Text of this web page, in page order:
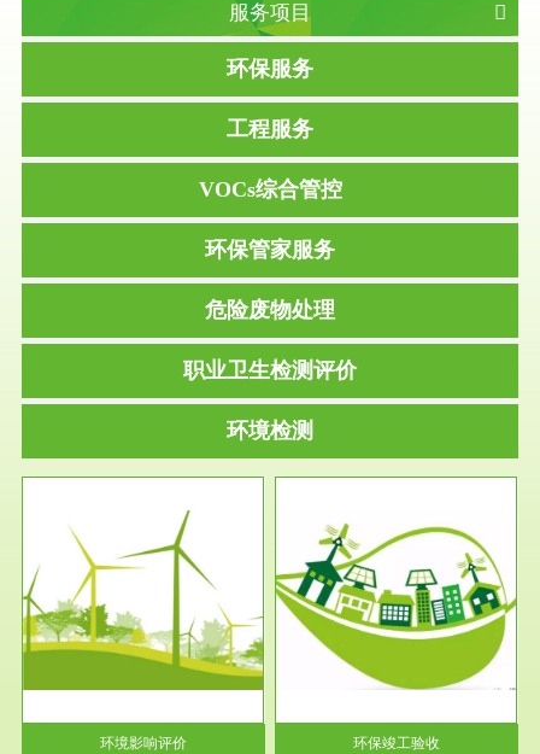
服务项目
环保服务
工程服务
VOCs综合管控
环保管家服务
危险废物处理
职业卫生检测评价
环境检测
环境影响评价
服务范围
环保竣工验收
根据《建设项目环境保护管理条
例》第十七条 编制环境影响报
告书、...
环保竣工验收